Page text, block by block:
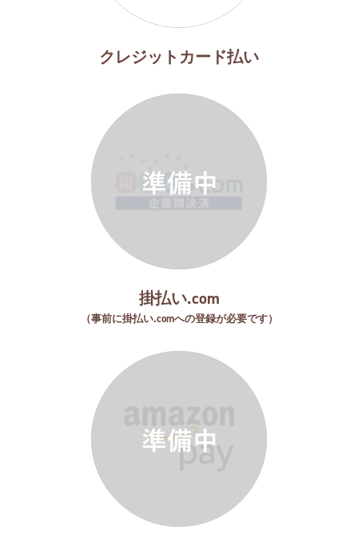
クレジットカード払い
掛払い.com
（事前に掛払い.comへの登録が必要です）